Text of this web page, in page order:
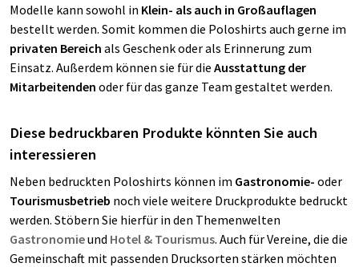
Modelle kann sowohl in Klein- als auch in Großauflagen
bestellt werden. Somit kommen die Poloshirts auch gerne im
privaten Bereich als Geschenk oder als Erinnerung zum
Einsatz. Außerdem können sie für die Ausstattung der
Mitarbeitenden oder für das ganze Team gestaltet werden.
Diese bedruckbaren Produkte könnten Sie auch
interessieren
Neben bedruckten Poloshirts können im Gastronomie- oder
Tourismusbetrieb noch viele weitere Druckprodukte bedruckt
werden. Stöbern Sie hierfür in den Themenwelten
Gastronomieund Hotel & Tourismus. Auch für Vereine, die die
Gemeinschaft mit passenden Drucksorten stärken möchten